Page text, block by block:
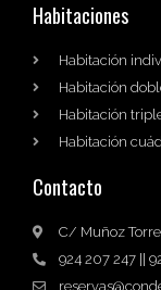
Habitaciones
Habitación
Habitación
Habitación
Habitación
Contacto
C/ Muñoz
924 207 247 ||